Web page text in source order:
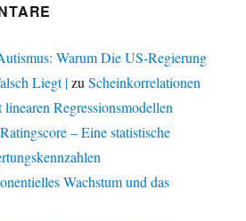
Warum Die US-Regierung
Liegt |zuScheinkorrelationen
Regressionsmodellen
– Eine statistische
Wachstum und das